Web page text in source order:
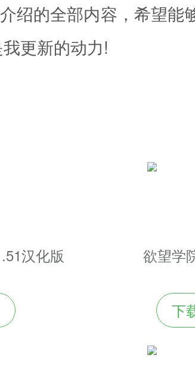
绍的全部内容，希望能
更新的动力!
汉化版 欲望学
下